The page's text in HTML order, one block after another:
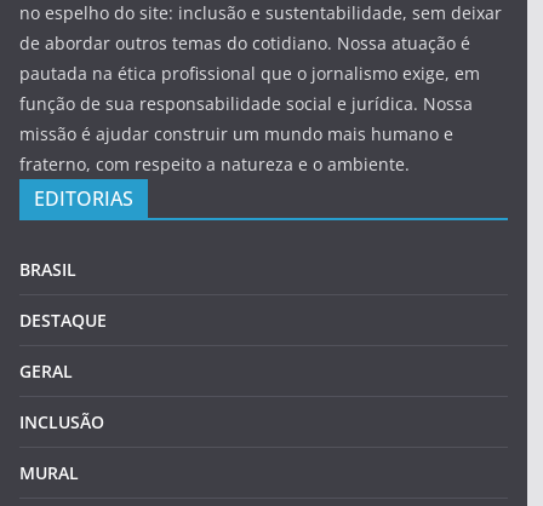
no espelho do site: inclusão e sustentabilidade, sem deixar
de abordar outros temas do cotidiano. Nossa atuação é
pautada na ética profissional que o jornalismo exige, em
função de sua responsabilidade social e jurídica. Nossa
missão é ajudar construir um mundo mais humano e
fraterno, com respeito a natureza e o ambiente.
EDITORIAS
BRASIL
DESTAQUE
GERAL
INCLUSÃO
MURAL